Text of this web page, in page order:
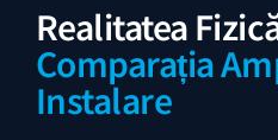
Realitatea
Comparația
Instalare